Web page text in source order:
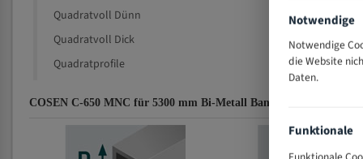
Quadratvoll Dünn
Quadratvoll Dick
Quadratprofile
COSEN C-650 MNC für 5300 mm Bi-Metall Bandsägeblätter
Notwendige
Notwendige
die Website
Daten.
Funktionale